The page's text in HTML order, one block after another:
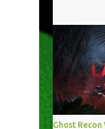
- México
España
también
de los jue...
adicionales
novedades
diferentes
Xbox y PC,
de
emotes,
Ghost